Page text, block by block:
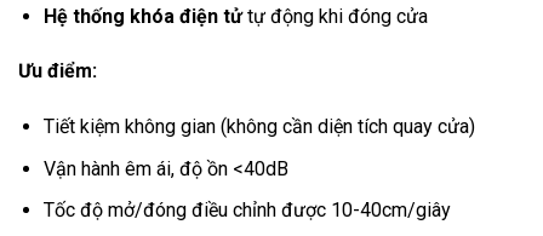
Hệ thống khóa điện tửtự động khi đóng cửa
Ưu điểm:
Tiết kiệm không gian (không cần diện tích quay cửa)
Vận hành êm ái, độ ồn <40dB
Tốc độ mở/đóng điều chỉnh được 10-40cm/giây